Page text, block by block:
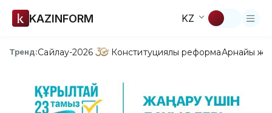
KAZINFORM KZ
Тренд:Сайлау-2026 Конституциялық реформаАрнайы